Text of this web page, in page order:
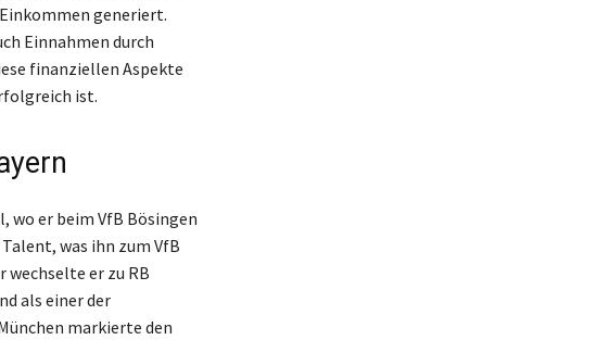
generiert.
Einnahmen durch
finanziellen Aspekte
ist.
wo er beim VfB Bösingen
was ihn zum VfB
er zu RB
als einer der
markierte den